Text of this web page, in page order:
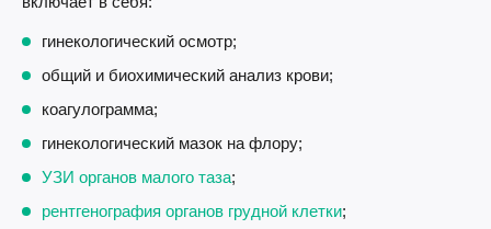
гинекологический осмотр;
общий и биохимический анализ крови;
коагулограмма;
гинекологический мазок на флору;
УЗИ органов малого таза;
рентгенография органов грудной клетки;